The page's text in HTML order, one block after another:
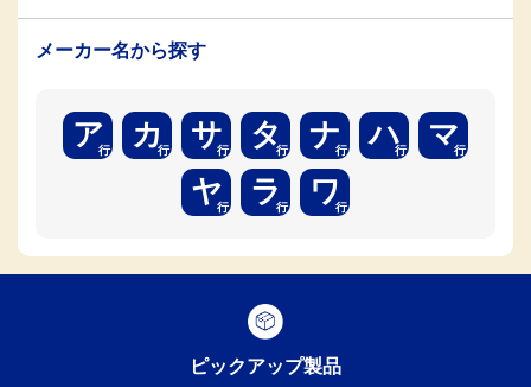
メーカー名から探す
ア カ サ タ ナ ハ
マ
ヤ
ラ ワ
ピックアップ製品